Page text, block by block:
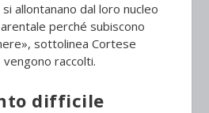
allontanano dal loro nucleo
perché subiscono
sottolinea Cortese
raccolti.
difficile